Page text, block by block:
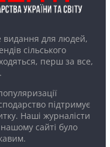
видання для людей,
сільського
перш за все,
підтримує
Наші журналісти
сайті було